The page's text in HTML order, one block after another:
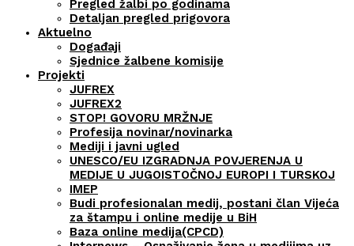
Pregled žalbi po godinama
Detaljan pregled prigovora
Aktuelno
Događaji
Sjednice žalbene komisije
Projekti
JUFREX
JUFREX2
STOP! GOVORU MRŽNJE
Profesija novinar/novinarka
Mediji i javni ugled
UNESCO/EU IZGRADNJA POVJERENJA U
MEDIJE U JUGOISTOČNOJ EUROPI I TURSKOJ
IMEP
Budi profesionalan medij, postani član Vijeća
za štampu i online medije u BiH
Baza online medija(CPCD)